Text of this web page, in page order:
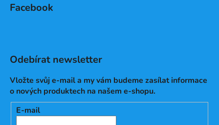
Facebook
Odebírat newsletter
Vložte svůj e-mail a my vám budeme zasílat informace
o nových produktech na našem e-shopu.
E-mail